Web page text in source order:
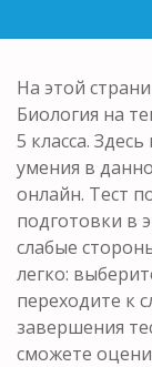
На этой
Биология на
5 класса.
умения в
онлайн. Тест
подготовки в
слабые
легко:
переходите к
завершения
сможете